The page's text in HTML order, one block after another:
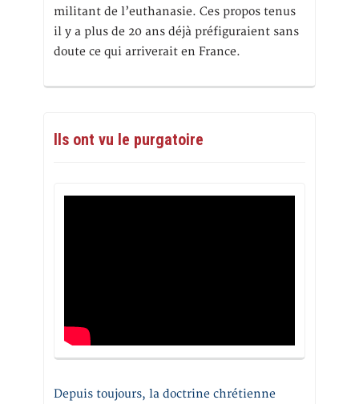
militant de l’euthanasie. Ces propos tenus
il y a plus de 20 ans déjà préfiguraient sans
doute ce qui arriverait en France.
Ils ont vu le purgatoire
Depuis toujours, la doctrine chrétienne